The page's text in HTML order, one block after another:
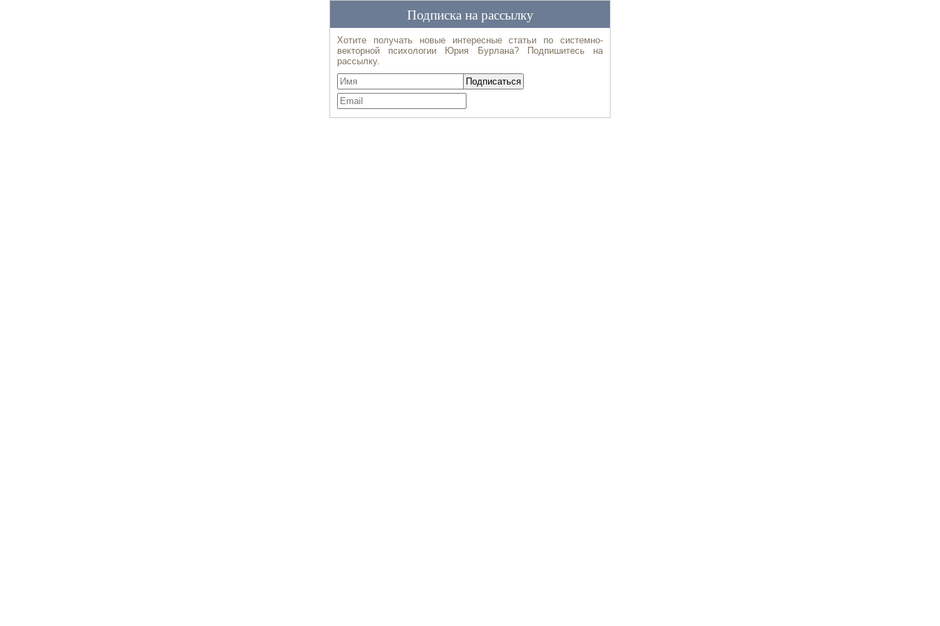
Подписка на рассылку
Хотите получать новые интересные статьи по системно-
векторной психологии Юрия Бурлана? Подпишитесь на
рассылку.